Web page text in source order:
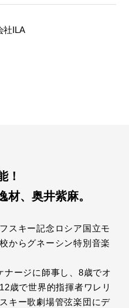
社ILA
！
材、奥井紫麻。
スキー記念ロシア国立モ
からグネーシン特別音楽
ージに師事し、8歳でオ
歳で世界的指揮者ワレリ
キー歌劇場管弦楽団にデ